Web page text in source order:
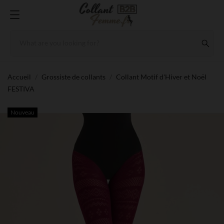
Accueil Grossiste de collants
Collant Motif d'Hiver et Noël
FESTIVA
Nouveau